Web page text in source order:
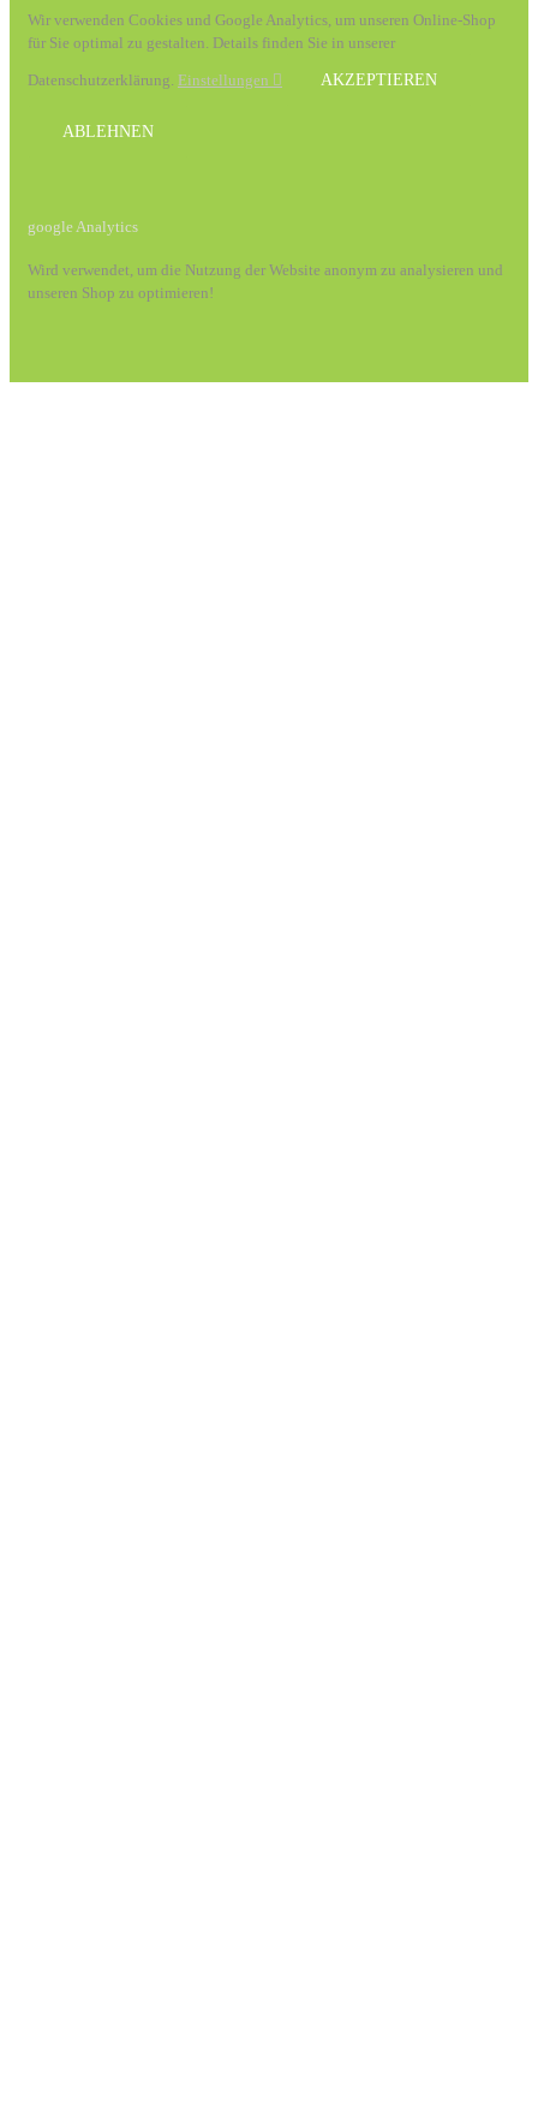
Wir verwenden Cookies und Google Analytics, um unseren Online-Shop
für Sie optimal zu gestalten. Details finden Sie in unserer
Datenschutzerklärung. Einstellungen AKZEPTIEREN
ABLEHNEN
google Analytics
Wird verwendet, um die Nutzung der Website anonym zu analysieren und
unseren Shop zu optimieren!